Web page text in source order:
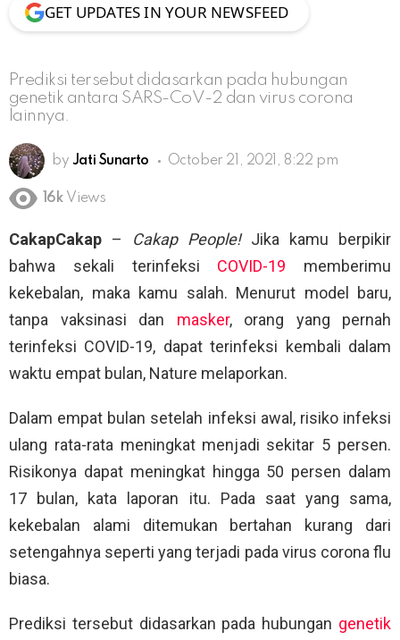
GET UPDATES IN YOUR NEWSFEED
Prediksi tersebut didasarkan pada hubungan
genetik antara SARS-CoV-2 dan virus corona
lainnya.
by Jati Sunarto October 21, 2021, 8:22 pm
16k Views
CakapCakap – Cakap People!Jika kamu berpikir
bahwa sekali terinfeksi COVID-19 memberimu
kekebalan, maka kamu salah. Menurut model baru,
tanpa vaksinasi dan masker, orang yang pernah
terinfeksi COVID-19, dapat terinfeksi kembali dalam
waktu empat bulan, Nature melaporkan.
Dalam empat bulan setelah infeksi awal, risiko infeksi
ulang rata-rata meningkat menjadi sekitar 5 persen.
Risikonya dapat meningkat hingga 50 persen dalam
17 bulan, kata laporan itu. Pada saat yang sama,
kekebalan alami ditemukan bertahan kurang dari
setengahnya seperti yang terjadi pada virus corona flu
biasa.
Prediksi tersebut didasarkan pada hubungan genetik